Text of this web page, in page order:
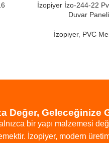
İzopiyer İzo-244-22
Duvar Paneli
İzopiyer, PVC
Değer, Geleceğinize
bir yapı malzemesi
İzopiyer, modern